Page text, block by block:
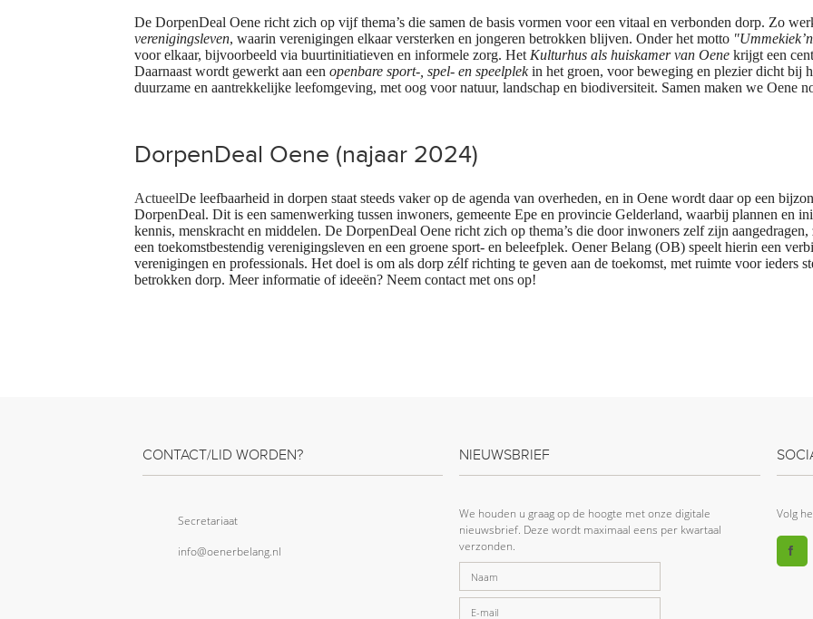
De DorpenDeal Oene richt zich op vijf thema’s die samen de basis vormen voor een vitaal en verbonden dorp. Zo
verenigingsleven, waarin verenigingen elkaar versterken en jongeren betrokken blijven. Onder het motto
voor elkaar, bijvoorbeeld via buurtinitiatieven en informele zorg. Het Kulturhus als huiskamer van Oene krijgt een
Daarnaast wordt gewerkt aan een openbare sport-, spel- en speelplekin het groen, voor beweging en plezier dicht bij
duurzame en aantrekkelijke leefomgeving, met oog voor natuur, landschap en biodiversiteit. Samen maken we Oene
DorpenDeal Oene (najaar 2024)
ActueelDe leefbaarheid in dorpen staat steeds vaker op de agenda van overheden, en in Oene wordt daar op een
DorpenDeal. Dit is een samenwerking tussen inwoners, gemeente Epe en provincie Gelderland, waarbij plannen en
kennis, menskracht en middelen. De DorpenDeal Oene richt zich op thema’s die door inwoners zelf zijn
een toekomstbestendig verenigingsleven en een groene sport- en beleefplek. Oener Belang (OB) speelt hierin een
verenigingen en professionals. Het doel is om als dorp zélf richting te geven aan de toekomst, met ruimte voor ieders
betrokken dorp. Meer informatie of ideeën? Neem contact met ons op!
CONTACT/LID WORDEN?
Secretariaat
info@oenerbelang.nl
NIEUWSBRIEF
We houden u graag op de hoogte met onze digitale
nieuwsbrief. Deze wordt maximaal eens per kwartaal
verzonden.
Volg